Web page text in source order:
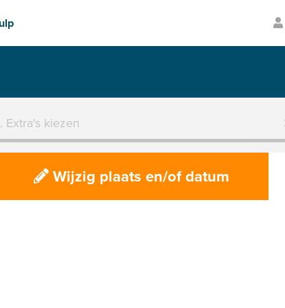
Extra's kiezen
Wijzig plaats en/of datum